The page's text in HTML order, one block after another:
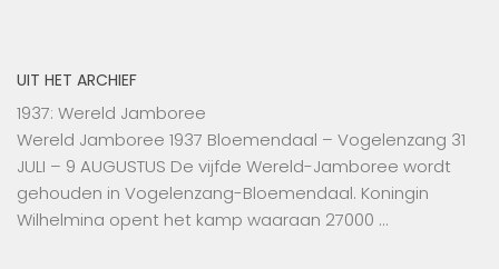
UIT HET ARCHIEF
1937: Wereld Jamboree
Wereld Jamboree 1937 Bloemendaal – Vogelenzang 31
JULI – 9 AUGUSTUS De vijfde Wereld-Jamboree wordt
gehouden in Vogelenzang-Bloemendaal. Koningin
Wilhelmina opent het kamp waaraan 27000 …